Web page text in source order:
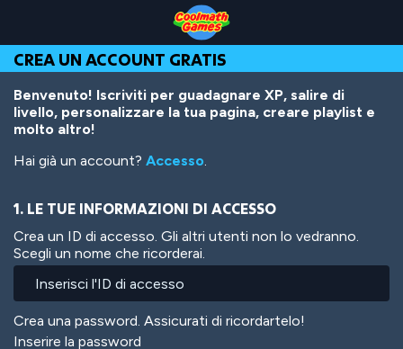
Top
of
Page
Navigation
Main
Content
Footer
contenuto
principale
CREA UN ACCOUNT GRATIS
Benvenuto! Iscriviti per guadagnare XP, salire di
livello, personalizzare la tua pagina, creare playlist e
molto altro!
Hai già un account? Accesso.
1. LE TUE INFORMAZIONI DI ACCESSO
Crea un ID di accesso. Gli altri utenti non lo vedranno.
Scegli un nome che ricorderai.
Crea una password. Assicurati di ricordartelo!
Inserire la password